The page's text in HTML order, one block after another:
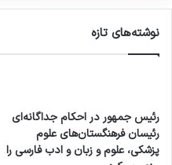
نوشته‌های تازه
رئیس جمهور در احکام جداگانه‌ای
رئیسان فرهنگستان‌های علوم
پزشکی، علوم و زبان و ادب فارسی را